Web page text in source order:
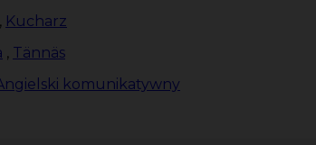
, Kucharz
, Tännäs
komunikatywny